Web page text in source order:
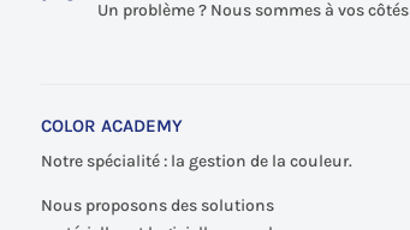
Un problème ? Nous sommes à vos côtés
COLOR ACADEMY
Notre spécialité : la gestion de la couleur.
Nous proposons des solutions